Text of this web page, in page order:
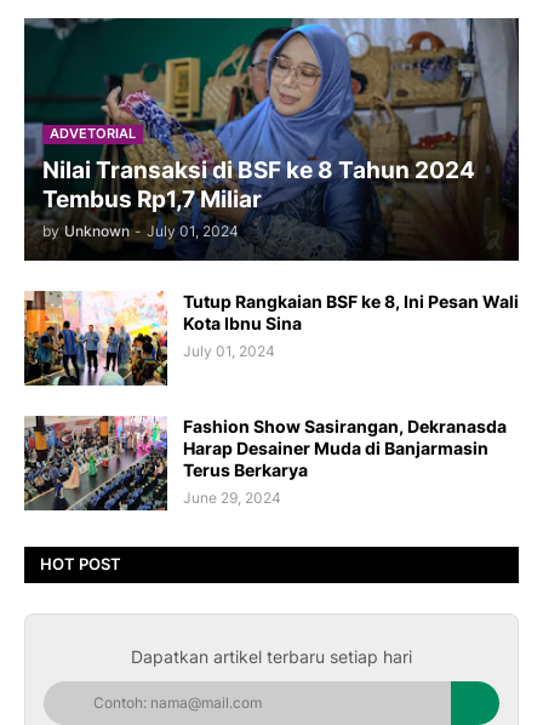
ADVETORIAL
Nilai Transaksi di BSF ke 8 Tahun 2024
Tembus Rp1,7 Miliar
by Unknown - July 01, 2024
Tutup Rangkaian BSF ke 8, Ini Pesan Wali
Kota Ibnu Sina
July 01, 2024
Fashion Show Sasirangan, Dekranasda
Harap Desainer Muda di Banjarmasin
Terus Berkarya
June 29, 2024
HOT POST
Dapatkan artikel terbaru setiap hari